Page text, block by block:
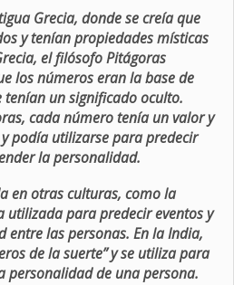
Grecia, donde se creía que
y tenían propiedades místicas
el filósofo Pitágoras
los números eran la base de
tenían un significado oculto.
cada número tenía un valor y
podía utilizarse para predecir
la personalidad.
en otras culturas, como la
utilizada para predecir eventos y
las personas. En la India,
de la suerte” y se utiliza para
personalidad de una persona.